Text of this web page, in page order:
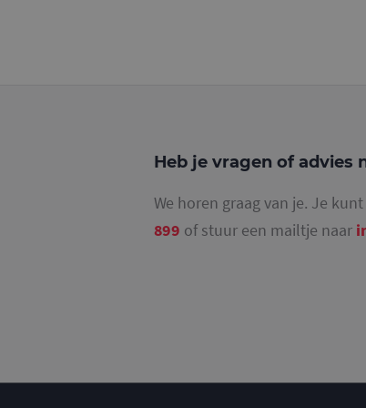
Heb je vragen of advies
We horen graag van je. Je
899 of stuur een mailtje naar